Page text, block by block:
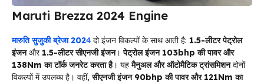
Maruti Brezza 2024 Engine
मारुति सुजुकी ब्रेजा 2024 दो इंजन विकल्पों के साथ आती है: 1.5-लीटर पेट्रोल
इंजनऔर 1.5-लीटर सीएनजी इंजन।पेट्रोल इंजन 103bhp की पावर और
138Nm का टॉर्क जनरेट करता है। यहमैनुअल और ऑटोमैटिक ट्रांसमिशनदोनों
विकल्पों में उपलब्ध है। वहीं,सीएनजी इंजन 90bhp की पावर और 121Nm का